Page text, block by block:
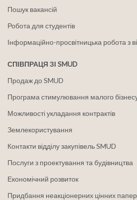
Пошук вакансій
Робота для студентів
Інформаційно-просвітницька робота з
СПІВПРАЦЯ ЗІ SMUD
Продаж до SMUD
Програма стимулювання малого
Можливості укладання контрактів
Землекористування
Контакти відділу закупівель SMUD
Послуги з проектування та будівництва
Економічний розвиток
Придбання неакціонерних цінних